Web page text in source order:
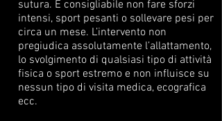
sutura. È consigliabile non fare sforzi
intensi, sport pesanti o sollevare pesi per
circa un mese. L’intervento non
pregiudica assolutamente l’allattamento,
lo svolgimento di qualsiasi tipo di attività
fisica o sport estremo e non influisce su
nessun tipo di visita medica, ecografica
ecc.